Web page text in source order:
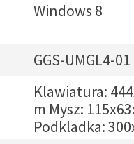
Windows 8
GGS-UMGL4-01
Klawiatura:
m Mysz:
Podkladka: